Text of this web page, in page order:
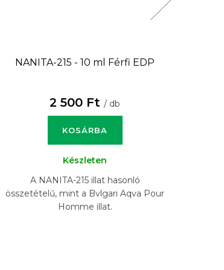
NANITA-215 - 10 ml Férfi EDP
2 500 Ft / db
KOSÁRBA
Készleten
A NANITA-215 illat hasonló
összetételű, mint a Bvlgari Aqva Pour
Homme illat.